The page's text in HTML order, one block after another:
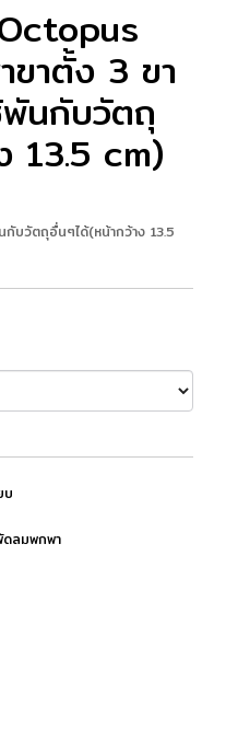
าตั้ง 3 ขา
นกับวัตถุ
13.5 cm)
บวัตถุอื่นๆได้(หน้ากว้าง 13.5
บ
ลมพกพา